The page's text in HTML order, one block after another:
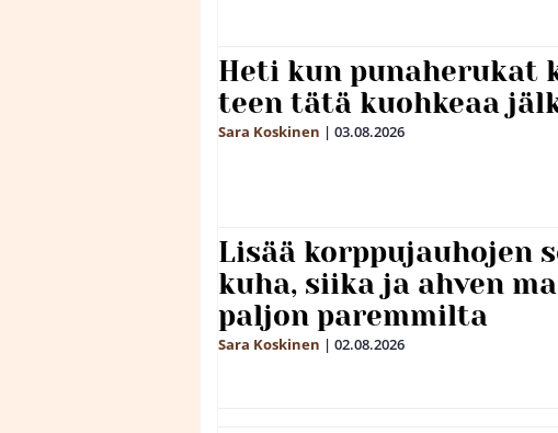
Heti kun punaherukat
teen tätä kuohkeaa
Sara Koskinen | 03.08.2026
Lisää korppujauhojen
kuha, siika ja ahven
paljon paremmilta
Sara Koskinen | 02.08.2026